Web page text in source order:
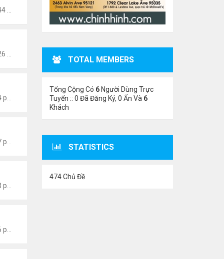
TOTAL MEMBERS
Tổng Cộng Có 6Người Dùng Trực
Tuyến :: 0 Đã Đăng Ký, 0 Ẩn Và 6
Khách
STATISTICS
474 Chủ Đề